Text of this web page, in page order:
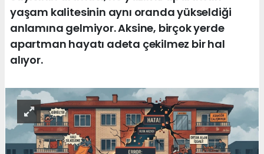
yaşam kalitesinin aynı oranda yükseldiği
anlamına gelmiyor. Aksine, birçok yerde
apartman hayatı adeta çekilmez bir hal
alıyor.